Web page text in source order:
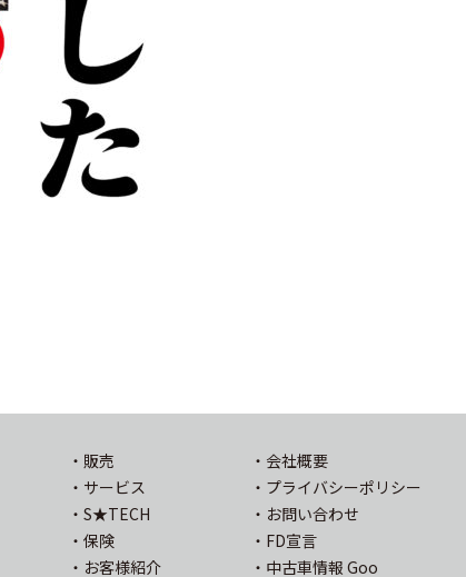
・販売
・サービス
・S★TECH
・保険
・お客様紹介
・会社概要
・プライバシーポリシー
・お問い合わせ
・FD宣言
・中古車情報 Goo